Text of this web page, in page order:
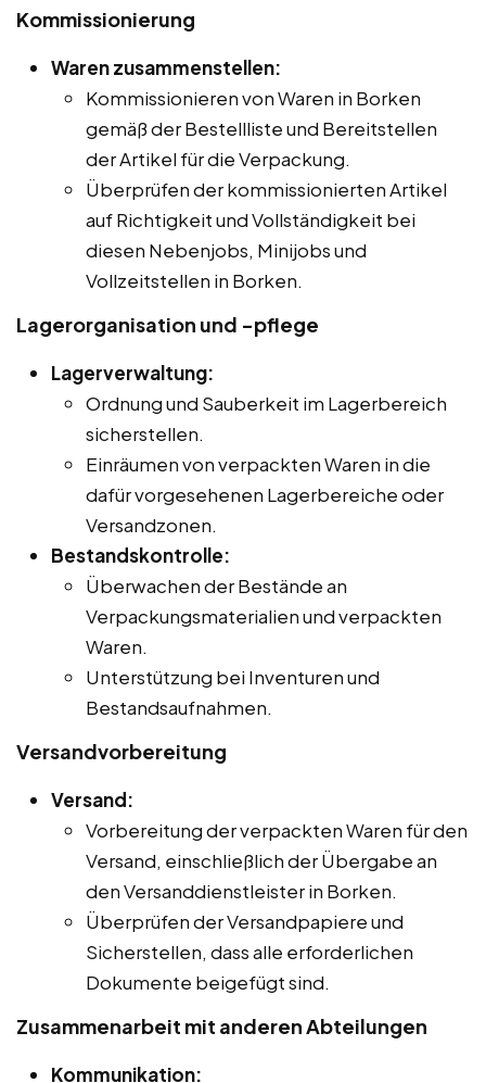
Kommissionierung
Waren zusammenstellen:
Kommissionieren von Waren in Borken
gemäß der Bestellliste und Bereitstellen
der Artikel für die Verpackung.
Überprüfen der kommissionierten Artikel
auf Richtigkeit und Vollständigkeit bei
diesen Nebenjobs, Minijobs und
Vollzeitstellen in Borken.
Lagerorganisation und -pflege
Lagerverwaltung:
Ordnung und Sauberkeit im Lagerbereich
sicherstellen.
Einräumen von verpackten Waren in die
dafür vorgesehenen Lagerbereiche oder
Versandzonen.
Bestandskontrolle:
Überwachen der Bestände an
Verpackungsmaterialien und verpackten
Waren.
Unterstützung bei Inventuren und
Bestandsaufnahmen.
Versandvorbereitung
Versand:
Vorbereitung der verpackten Waren für den
Versand, einschließlich der Übergabe an
den Versanddienstleister in Borken.
Überprüfen der Versandpapiere und
Sicherstellen, dass alle erforderlichen
Dokumente beigefügt sind.
Zusammenarbeit mit anderen Abteilungen
Kommunikation: